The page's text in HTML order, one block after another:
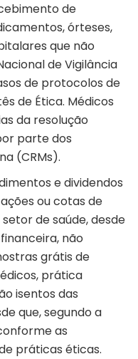
de
órteses,
que não
de Vigilância
de protocolos de
de Ética. Médicos
da resolução
parte dos
(CRMs).
e dividendos
ou cotas de
de saúde, desde
não
grátis de
prática
isentos das
que, segundo a
as
práticas éticas.